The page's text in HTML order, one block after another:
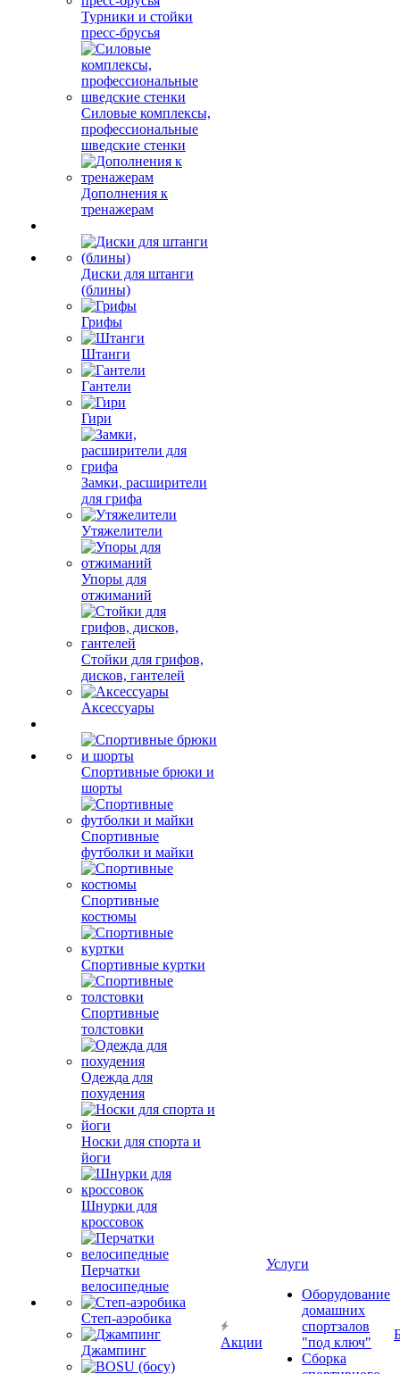
Турники и стойки
пресс-брусья
Силовые комплексы,
профессиональные
шведские стенки
Дополнения к
тренажерам
Диски для штанги
(блины)
Грифы
Штанги
Гантели
Гири
Замки, расширители
для грифа
Утяжелители
Упоры для
отжиманий
Стойки для грифов,
дисков, гантелей
Аксессуары
Спортивные брюки и
шорты
Спортивные
футболки и майки
Спортивные
костюмы
Спортивные куртки
Спортивные
толстовки
Одежда для
похудения
Носки для спорта и
йоги
Шнурки для
кроссовок
Перчатки
велосипедные
Степ-аэробика
Джампинг
Акции
Услуги
Оборудование
домашних
спортзалов
"под ключ"
Сборка